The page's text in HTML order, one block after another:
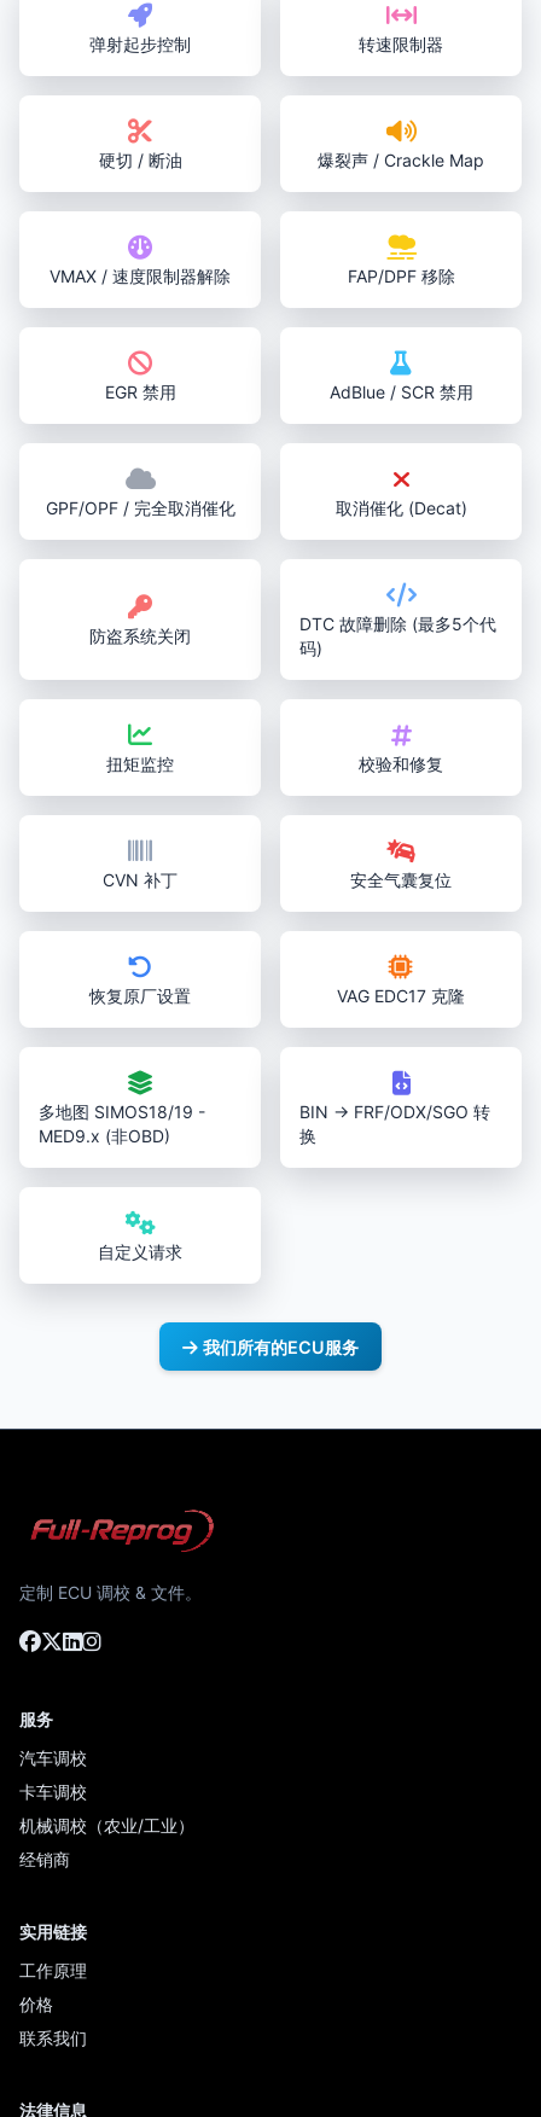
弹射起步控制 转速限制器
硬切 / 断油 爆裂声 / Crackle Map
VMAX / 速度限制器解除 FAP/DPF 移除
EGR 禁用 AdBlue / SCR 禁用
GPF/OPF / 完全取消催化 取消催化 (Decat)
防盗系统关闭
DTC 故障删除 (最多5个代
码)
扭矩监控 校验和修复
CVN 补丁 安全气囊复位
恢复原厂设置 VAG EDC17 克隆
多地图 SIMOS18/19 -
MED9.x (非OBD)
BIN → FRF/ODX/SGO 转
换
自定义请求
我们所有的ECU服务
定制 ECU 调校 & 文件。
服务
汽车调校
卡车调校
机械调校（农业/工业）
经销商
实用链接
工作原理
价格
联系我们
法律信息